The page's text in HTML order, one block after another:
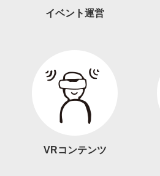
イベント運営
VRコンテンツ